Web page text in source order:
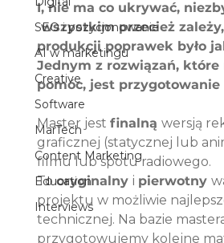
SEO i pozycjonowanie
AI w marketingu
Creative
Software
MarTech
Content Marketing
Education
Interviews
I, nie ma co ukrywać,
wszystkim przecież
produkcji poprawek było
Jednym z rozwiązań, które
pomóc, jest przygotowanie
Master jest finalną wersją
graficznej (statycznej lub
filmu lub spotu radiowego.
To oryginalny i pierwotny
projektu w możliwie
technicznej. Na bazie
przygotowujemy kolejne